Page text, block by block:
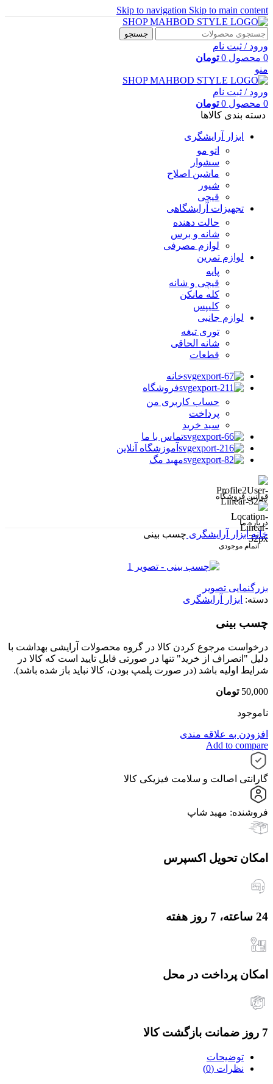
Skip to navigation Skip to main content
جستجو
ورود / ثبت نام
0 محصول 0 تومان
منو
ورود / ثبت نام
0 محصول 0 تومان
دسته بندی کالاها
ابزار آرایشگری
اتو مو
سشوار
ماشین اصلاح
شیور
قیچی
تجهیزات آرایشگاهی
حالت دهنده
شانه و برس
لوازم مصرفی
لوازم تمرین
پایه
قیچی و شانه
کله مانکن
کلیپس
لوازم جانبی
توری تیغه
شانه الحاقی
قطعات
خانه
فروشگاه
حساب کاربری من
پرداخت
سبد خرید
تماس با ما
آموزشگاه آنلاین
مهبد مگ
قوانین فروشگاه
درباره ما
خانهابزار آرایشگری چسب بینی
اتمام موجودی
بزرگنمایی تصویر
دسته: ابزار آرایشگری
چسب بینی
درخواست مرجوع کردن کالا در گروه محصولات آرایشی بهداشت با
دلیل "انصراف از خرید" تنها در صورتی قابل تایید است که کالا در
شرایط اولیه باشد (در صورت پلمپ بودن، کالا نباید باز شده باشد).
50,000 تومان
ناموجود
افزودن به علاقه مندی
Add to compare
گارانتی اصالت و سلامت فیزیکی کالا
فروشنده: مهبد شاپ
امکان تحویل اکسپرس
24 ساعته، 7 روز هفته
امکان پرداخت در محل
7 روز ضمانت بازگشت کالا
توضیحات
نظرات (0)